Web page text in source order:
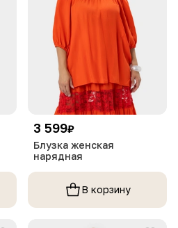
3 599₽
Блузка женская
нарядная
В корзину